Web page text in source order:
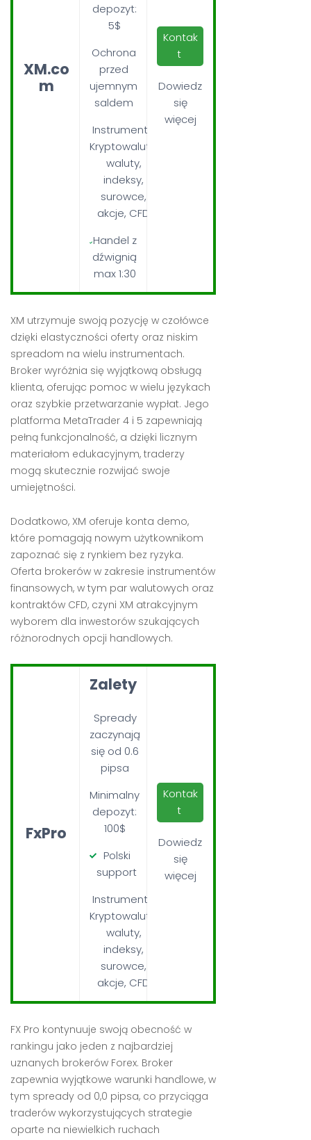
XM.co
m
depozyt:
5$
Ochrona
przed
ujemnym
saldem
Instrumenty:
Kryptowaluty,
waluty,
indeksy,
surowce,
akcje, CFD
Handel z
dźwignią
max 1:30
Kontak
t
Dowiedz
się
więcej
XM utrzymuje swoją pozycję w czołówce
dzięki elastyczności oferty oraz niskim
spreadom na wielu instrumentach.
Broker wyróżnia się wyjątkową obsługą
klienta, oferując pomoc w wielu językach
oraz szybkie przetwarzanie wypłat. Jego
platforma MetaTrader 4 i 5 zapewniają
pełną funkcjonalność, a dzięki licznym
materiałom edukacyjnym, traderzy
mogą skutecznie rozwijać swoje
umiejętności.
Dodatkowo, XM oferuje konta demo,
które pomagają nowym użytkownikom
zapoznać się z rynkiem bez ryzyka.
Oferta brokerów w zakresie instrumentów
finansowych, w tym par walutowych oraz
kontraktów CFD, czyni XM atrakcyjnym
wyborem dla inwestorów szukających
różnorodnych opcji handlowych.
FxPro
Zalety
Spready
zaczynają
się od 0.6
pipsa
Minimalny
depozyt:
100$
Polski
support
Instrumenty:
Kryptowaluty,
waluty,
indeksy,
surowce,
akcje, CFD
Kontak
t
Dowiedz
się
więcej
FX Pro kontynuuje swoją obecność w
rankingu jako jeden z najbardziej
uznanych brokerów Forex. Broker
zapewnia wyjątkowe warunki handlowe, w
tym spready od 0,0 pipsa, co przyciąga
traderów wykorzystujących strategie
oparte na niewielkich ruchach